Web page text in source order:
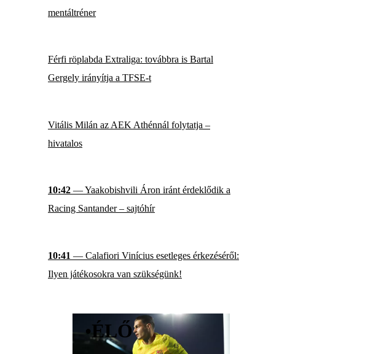
mentáltréner
Férfi röplabda Extraliga: továbbra is Bartal
Gergely irányítja a TFSE-t
Vitális Milán az AEK Athénnál folytatja –
hivatalos
10:42 — Yaakobishvili Áron iránt érdeklődik a
Racing Santander – sajtóhír
10:41 — Calafiori Vinícius esetleges érkezéséről:
Ilyen játékosokra van szükségünk!
•ÉLŐ